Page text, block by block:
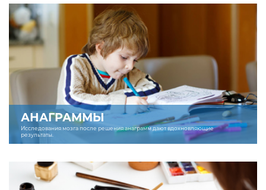
АНАГРАММЫ
Исследования мозга после решения анаграмм дают вдохновляющие
результаты.